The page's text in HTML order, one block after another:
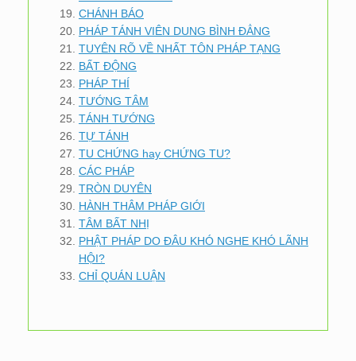
CHÁNH BÁO
PHÁP TÁNH VIÊN DUNG BÌNH ĐẲNG
TUYÊN RÕ VỀ NHẤT TÔN PHÁP TẠNG
BẤT ĐỘNG
PHÁP THÍ
TƯỚNG TÂM
TÁNH TƯỚNG
TỰ TÁNH
TU CHỨNG hay CHỨNG TU?
CÁC PHÁP
TRÒN DUYÊN
HÀNH THÂM PHÁP GIỚI
TÂM BẤT NHỊ
PHẬT PHÁP DO ĐÂU KHÓ NGHE KHÓ LÃNH
HỘI?
CHỈ QUÁN LUẬN